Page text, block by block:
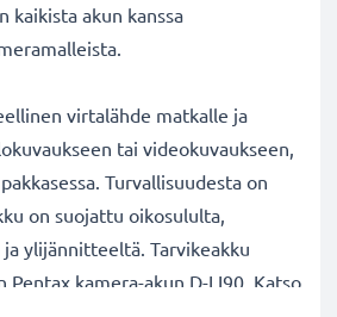
kaikista akun kanssa
virtalähde matkalle ja
tai videokuvaukseen,
Turvallisuudesta on
on suojattu oikosululta,
ylijännitteeltä. Tarvikeakku
Pentax kamera-akun D-LI90. Katso